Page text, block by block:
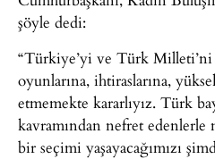
şöyle dedi:
“Türkiye’yi ve Türk
oyunlarına, ihtiraslarına,
etmemekte kararlıyız. Türk
kavramından nefret
bir seçimi yaşayacağımızı